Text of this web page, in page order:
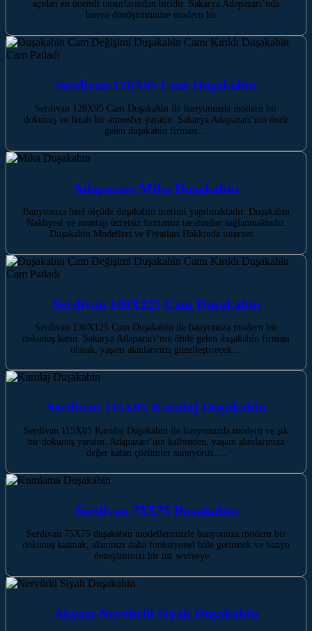
açıdan en önemli unsurlarından biridir. Sakarya Adapazarı’nda
banyo dönüşümünüze modern bir…
Serdivan 120X95 Cam Duşakabin
Serdivan 120X95 Cam Duşakabin ile banyonuzda modern bir
dokunuş ve ferah bir atmosfer yaratın. Sakarya Adapazarı’nın önde
gelen duşakabin firması…
Adapazarı Mika Duşakabin
Banyonuza özel ölçüde duşakabin üretimi yapılmaktadır. Duşakabin
Nakliyesi ve montajı ücretsiz firmamız tarafından sağlanmaktadır.
Duşakabin Modelleri ve Fiyatları Hakkında internet…
Serdivan 130X125 Cam Duşakabin
Serdivan 130X125 Cam Duşakabin ile banyonuza modern bir
dokunuş katın. Sakarya Adapazarı’nın önde gelen duşakabin firması
olarak, yaşam alanlarınızı güzelleştirecek…
Serdivan 115X85 Karolaj Duşakabin
Serdivan 115X85 Karolaj Duşakabin ile banyonuzda modern ve şık
bir dokunuş yaratın. Adapazarı’nın kalbinden, yaşam alanlarınıza
değer katan çözümler sunuyoruz.…
Serdivan 75X75 Duşakabin
Serdivan 75X75 duşakabin modellerimizle banyonuza modern bir
dokunuş katmak, alanınızı daha fonksiyonel hale getirmek ve banyo
deneyiminizi bir üst seviyeye…
Akyazı Nervürlü Siyah Duşakabin